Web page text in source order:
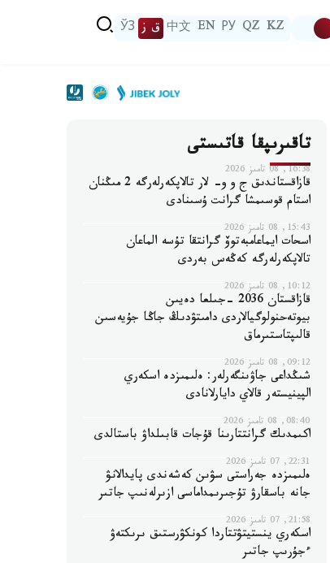
KZ
QZ
РУ
EN
中文 ق ز ЎЗ
تاقىرىپقا قاتىستى
16:38, 08 تامىز 2026
قازاقستاندىق ج و و- لار تالاپكەرلەرگە 2 مىڭنان
استام قوسىمشا گرانت ۇسىنادى
15:43, 08 تامىز 2026
اسحات ايماعامبەتوۆ گرانتقا تۇسە الماعان
تالاپكەرلەرگە كەڭەس بەردى
10:12, 08 تامىز 2026
قازاقستان 2036 -جىلعا دەيىن
بيوتەحنولوگيالاردى دامىتۋدىڭ جاڭا جۇيەسىن
قالىپتاستىرماق
09:12, 08 تامىز 2026
شىڭداعى جاۋىنگەرلەر: ەلىمىزدە اسكەري
الپينيستەر قالاي دايارلانادى
08:40, 08 تامىز 2026
اكىمدىك گرانتتارىنا قۇجات قابىلداۋ باستالدى
22:31, 07 تامىز 2026
ەلىمىزدە جەراستى سۋىن كەشەندى پايدالانۋ
جانە باسقارۋ تۇجىرىمداماسى ازىرلەنىپ جاتىر
21:58, 07 تامىز 2026
اسكەري ينستيتۋتتاردا كونكۋرستىق ىرىكتەۋ
ءجۇرىپ جاتىر